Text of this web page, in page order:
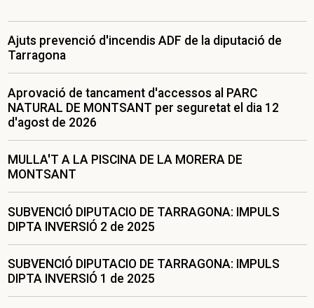
Ajuts prevenció d'incendis ADF de la diputació de
Tarragona
Aprovació de tancament d'accessos al PARC
NATURAL DE MONTSANT per seguretat el dia 12
d'agost de 2026
MULLA'T A LA PISCINA DE LA MORERA DE
MONTSANT
SUBVENCIÓ DIPUTACIO DE TARRAGONA: IMPULS
DIPTA INVERSIÓ 2 de 2025
SUBVENCIÓ DIPUTACIO DE TARRAGONA: IMPULS
DIPTA INVERSIÓ 1 de 2025